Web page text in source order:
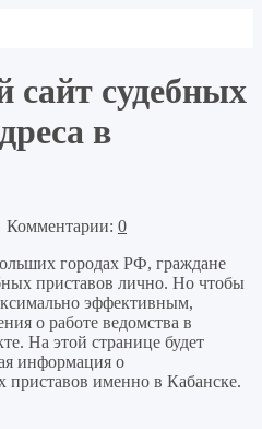
судебных
в
0
городах РФ, граждане
приставов лично. Но чтобы
эффективным,
о работе ведомства в
На этой странице будет
информация о
именно в Кабанске.